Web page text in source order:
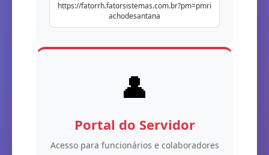
https://fatorrh.fatorsistemas.com.br?pm=pmri
achodesantana
👤
Portal do Servidor
Acesso para funcionários e colaboradores